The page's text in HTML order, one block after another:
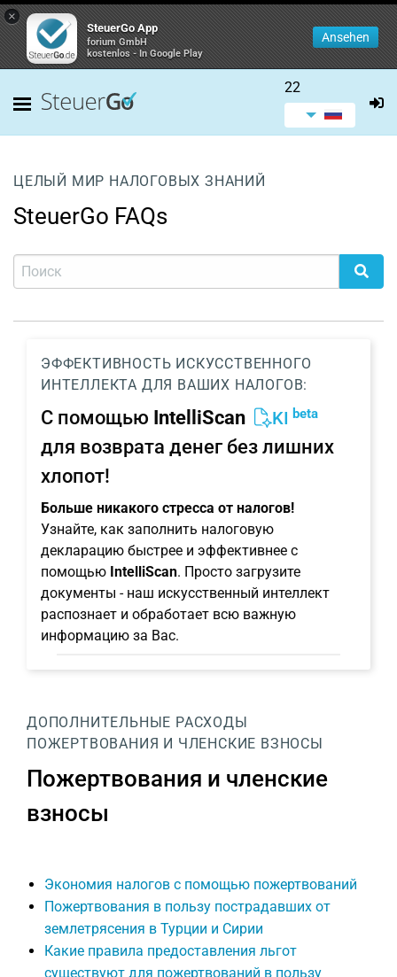
×
SteuerGo App
forium GmbH
kostenlos - In Google Play
Ansehen
22
ЦЕЛЫЙ МИР НАЛОГОВЫХ ЗНАНИЙ
SteuerGo FAQs
ЭФФЕКТИВНОСТЬ ИСКУССТВЕННОГО
ИНТЕЛЛЕКТА ДЛЯ ВАШИХ НАЛОГОВ:
С помощью IntelliScan KI beta
для возврата денег без лишних
хлопот!
Больше никакого стресса от налогов!
Узнайте, как заполнить налоговую
декларацию быстрее и эффективнее с
помощью IntelliScan. Просто загрузите
документы - наш искусственный интеллект
распознает и обработает всю важную
информацию за Вас.
ДОПОЛНИТЕЛЬНЫЕ РАСХОДЫ
ПОЖЕРТВОВАНИЯ И ЧЛЕНСКИЕ ВЗНОСЫ
Пожертвования и членские
взносы
Экономия налогов с помощью пожертвований
Пожертвования в пользу пострадавших от
землетрясения в Турции и Сирии
Какие правила предоставления льгот
существуют для пожертвований в пользу